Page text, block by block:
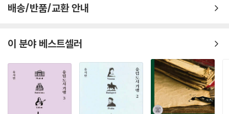
덮어 두지 않고 직시하면서도, 그것을 개선하기 위해서 자기 몫의 책임을
따라서 삶의 의미에 대한 대답도 삶을 살아가는 관점에서 나와야 한다. 즉
바로 이 관점, 참여자이자 실천자의 관점에서 인생의 무의미를 주장하는
회의주의는 힘을 잃는다. 왜냐하면 우리는 삶의 참여자이자 실천자로서 삶
의 구체적인 활동인 ‘먹고, 자고, 느끼고, 노동하고, 사랑하고, 이야기하는
모든 활동’을 매일 직접 경험하며 그것을 의미 있다고 느끼기 때문이다. 이
사실은 삶의 의미를 뒷받침하는 중요한 근거가 된다. 삶의 참여자이자 실
배송/반품/교환 안내
이 분야 베스트셀러